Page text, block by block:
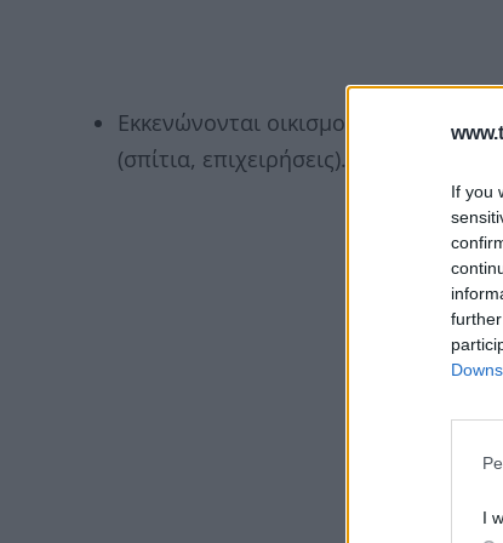
If you
I
Εκκενώνονται οικισμοί και
(σπίτια, επιχειρήσεις).